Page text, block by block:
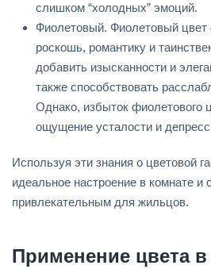
слишком “холодных” эмоций.
Фиолетовый. Фиолетовый цвет
роскошь, романтику и
добавить изысканности и
также способствовать
Однако, избыток фиолетового
ощущение усталости и
Используя эти знания о цветовой
идеальное настроение в комнате и
привлекательным для жильцов.
Применение цвета